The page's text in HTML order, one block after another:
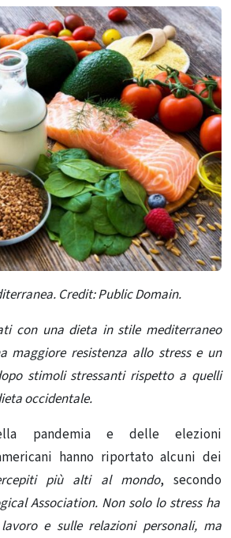
Credit: Public Domain.
con una dieta in stile mediterraneo
maggiore resistenza allo stress e un
stimoli stressanti rispetto a quelli
occidentale.
pandemia e delle elezioni
hanno riportato alcuni dei
più alti al mondo, secondo
Association. Non solo lo stress ha
e sulle relazioni personali, ma